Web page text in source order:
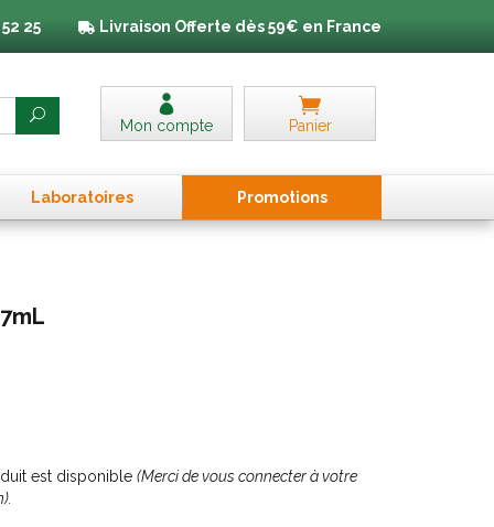
25 Livraison Offerte dès 59€ en France
Mon compte Panier
Laboratoires Promotions
est disponible (Merci de vous connecter à votre